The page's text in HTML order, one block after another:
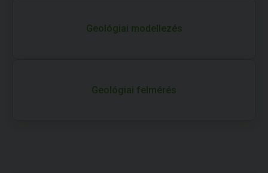
Geológiai modellezés
Geológiai felmérés